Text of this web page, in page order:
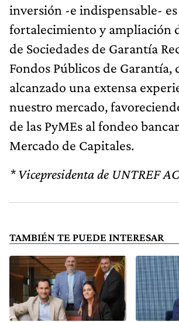
inversión -e indispensable-
fortalecimiento y ampliación
de Sociedades de Garantía
Fondos Públicos de Garantía,
alcanzado una extensa
nuestro mercado,
de las PyMEs al fondeo
Mercado de Capitales.
* Vicepresidenta de UNTREF
TAMBIÉN TE PUEDE INTERESAR